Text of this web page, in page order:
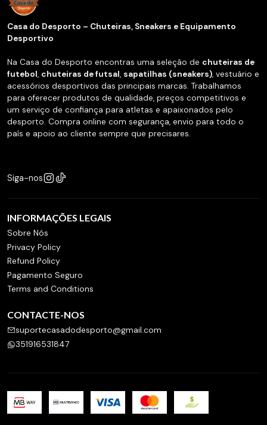
Casa do Desporto – Chuteiras, Sneakers e Equipamento
Desportivo
Na Casa do Desporto encontras uma seleção de chuteiras de
futebol, chuteiras de futsal, sapatilhas (sneakers), vestuário e
acessórios desportivos das principais marcas. Trabalhamos
para oferecer produtos de qualidade, preços competitivos e
um serviço de confiança para atletas e apaixonados pelo
desporto. Compra online com segurança, envio para todo o
país e apoio ao cliente sempre que precisares.
Siga-nos
INFORMAÇÕES LEGAIS
Sobre Nós
Privacy Policy
Refund Policy
Pagamento Seguro
Terms and Conditions
CONTACTE-NOS
suportecasadodesporto@gmail.com
351916531847